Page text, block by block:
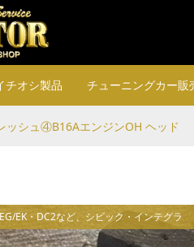
チオシ製品 チューニングカー販
ッシュ④B16AエンジンOH ヘッド
EG/EK・DC2など、シビック・インテグラ